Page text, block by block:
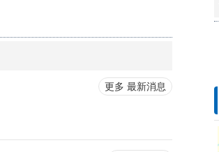
2026歷史復活節～中正．拾光之境藝文活動3/14-10/31邀您一起拾光中正！請上中正區公所網站查詢免費報名參加。
更多 最新消息